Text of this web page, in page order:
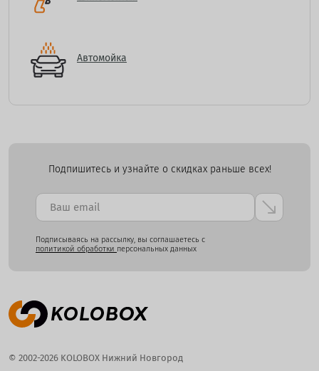
Автомойка
Подпишитесь и узнайте о скидках раньше всех!
Подписываясь на рассылку, вы соглашаетесь с
политикой обработки персональных данных
© 2002-2026 KOLOBOX Нижний Новгород